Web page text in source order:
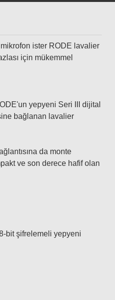
mikrofon ister RODE lavalier
için mükemmel
yepyeni Seri III dijital
bağlanan lavalier
da monte
ve son derece hafif olan
bit şifrelemeli yepyeni